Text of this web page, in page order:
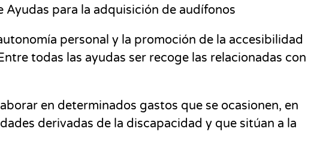
para la adquisición de audífonos
personal y la promoción de la accesibilidad
todas las ayudas ser recoge las relacionadas con
en determinados gastos que se ocasionen, en
dades derivadas de la discapacidad y que sitúan a la